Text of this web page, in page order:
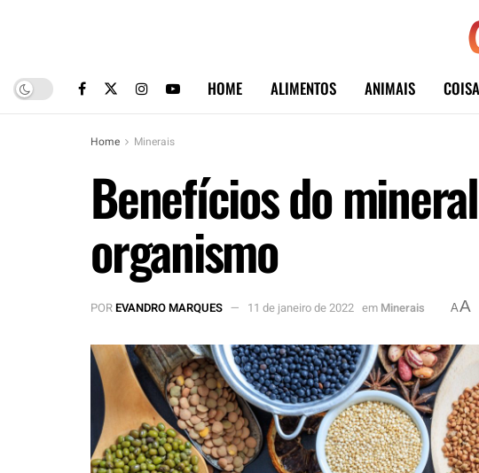
HOME ALIMENTOS ANIMAIS
Home Minerais
Benefícios do
organismo
POREVANDRO MARQUES 11 de janeiro de 2022 em Minerais AA